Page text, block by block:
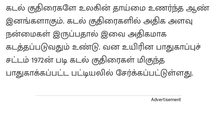
கடல் குதிரைகளே உலகின் தாய்மை உணர்ந்த ஆண்
இனங்களாகும். கடல் குதிரைகளில் அதிக அளவு
நன்மைகள் இருப்பதால் இவை அதிகமாக
கடத்தப்படுவதும் உண்டு. வன உயிரின பாதுகாப்புச்
சட்டம் 1972ன் படி கடல் குதிரைகள் மிகுந்த
பாதுகாக்கப்பட்ட பட்டியலில் சேர்க்கப்பட்டுள்ளது.
Advertisement